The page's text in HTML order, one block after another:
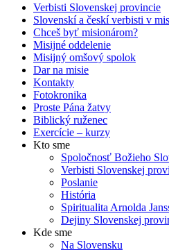
Verbisti Slovenskej provincie
Slovenskí a českí verbisti v
Chceš byť misionárom?
Misijné oddelenie
Misijný omšový spolok
Dar na misie
Kontakty
Fotokronika
Proste Pána žatvy
Biblický ruženec
Exercície – kurzy
Kto sme
Spoločnosť Božieho
Verbisti Slovenskej
Poslanie
História
Spiritualita Arnolda
Dejiny Slovenskej
Kde sme
Na Slovensku